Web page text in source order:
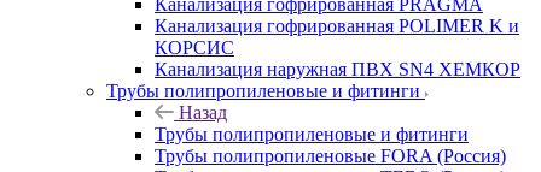
Канализация гофрированная POLIMER K и
КОРСИС
Канализация наружная ПВХ SN4 ХЕМКОР
Трубы полипропиленовые и фитинги
Назад
Трубы полипропиленовые и фитинги
Трубы полипропиленовые FORA (Россия)